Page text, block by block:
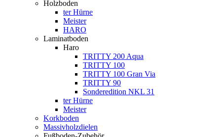
Holzboden
ter Hürne
Meister
HARO
Laminatboden
Haro
TRITTY 200 Aqua
TRITTY 100
TRITTY 100 Gran Via
TRITTY 90
Sonderedition NKL 31
ter Hürne
Meister
Korkboden
Massivholzdielen